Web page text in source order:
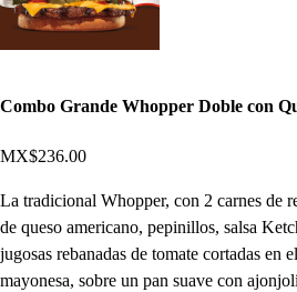
Combo Grande Whopper Doble con
MX$236.00
La tradicional Whopper, con 2 carnes de
de queso americano, pepinillos, salsa
jugosas rebanadas de tomate cortadas en
mayonesa, sobre un pan suave con